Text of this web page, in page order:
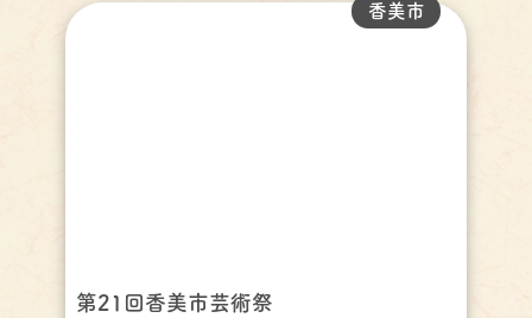
第21回香美市芸術祭
香美市